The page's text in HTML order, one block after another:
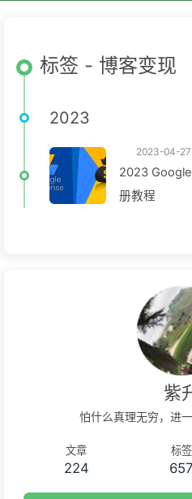
标签 - 博客变现
2023
2023-04-27
2023
册教程
紫
怕什么真理无穷，进
文章
224
标签
657